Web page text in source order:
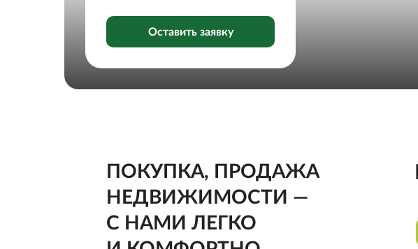
Оставить заявку
ПОКУПКА, ПРОДАЖА
НЕДВИЖИМОСТИ —
С НАМИ ЛЕГКО